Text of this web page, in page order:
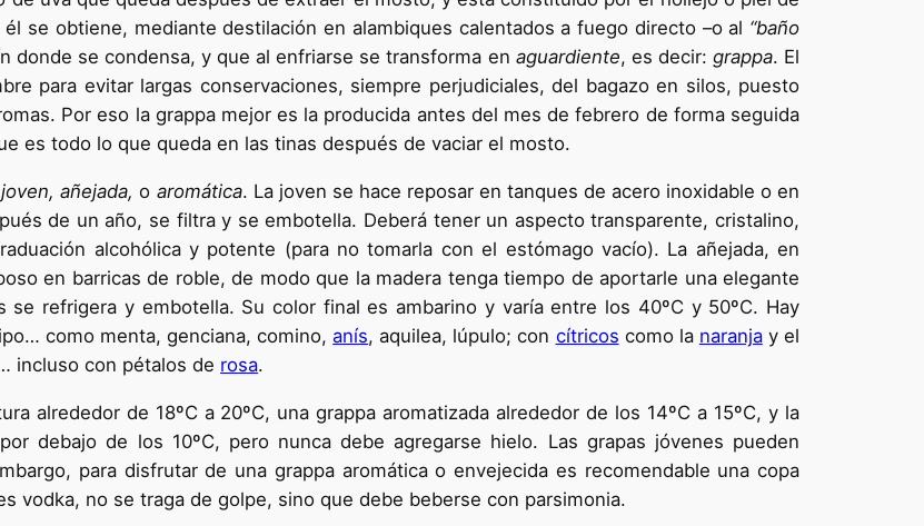
se obtiene, mediante destilación en alambiques calentados a fuego directo –o al “baño
donde se condensa, y que al enfriarse se transforma en aguardiente, es decir: grappa. El
para evitar largas conservaciones, siempre perjudiciales, del bagazo en silos, puesto
Por eso la grappa mejor es la producida antes del mes de febrero de forma seguida
es todo lo que queda en las tinas después de vaciar el mosto.
joven, añejada, o aromática. La joven se hace reposar en tanques de acero inoxidable o en
de un año, se filtra y se embotella. Deberá tener un aspecto transparente, cristalino,
alcohólica y potente (para no tomarla con el estómago vacío). La añejada, en
en barricas de roble, de modo que la madera tenga tiempo de aportarle una elegante
se refrigera y embotella. Su color final es ambarino y varía entre los 40ºC y 50ºC. Hay
como menta, genciana, comino,anís, aquilea, lúpulo; con cítricos como la naranjay el
incluso con pétalos de rosa.
alrededor de 18ºC a 20ºC, una grappa aromatizada alrededor de los 14ºC a 15ºC, y la
debajo de los 10ºC, pero nunca debe agregarse hielo. Las grapas jóvenes pueden
para disfrutar de una grappa aromática o envejecida es recomendable una copa
vodka, no se traga de golpe, sino que debe beberse con parsimonia.